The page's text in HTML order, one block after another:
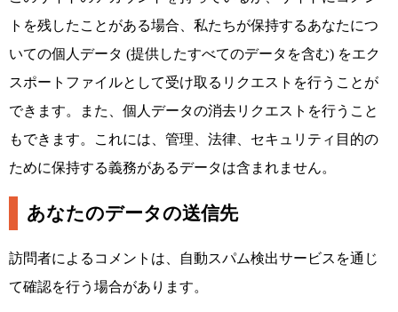
トを残したことがある場合、私たちが保持するあなたにつ
いての個人データ (提供したすべてのデータを含む) をエク
スポートファイルとして受け取るリクエストを行うことが
できます。また、個人データの消去リクエストを行うこと
もできます。これには、管理、法律、セキュリティ目的の
ために保持する義務があるデータは含まれません。
あなたのデータの送信先
訪問者によるコメントは、自動スパム検出サービスを通じ
て確認を行う場合があります。